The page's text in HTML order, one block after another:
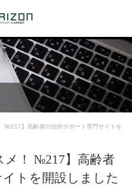
№217】高齢者の法的サポート専門サイトを
メ！ №217】高齢者
トを開設しました